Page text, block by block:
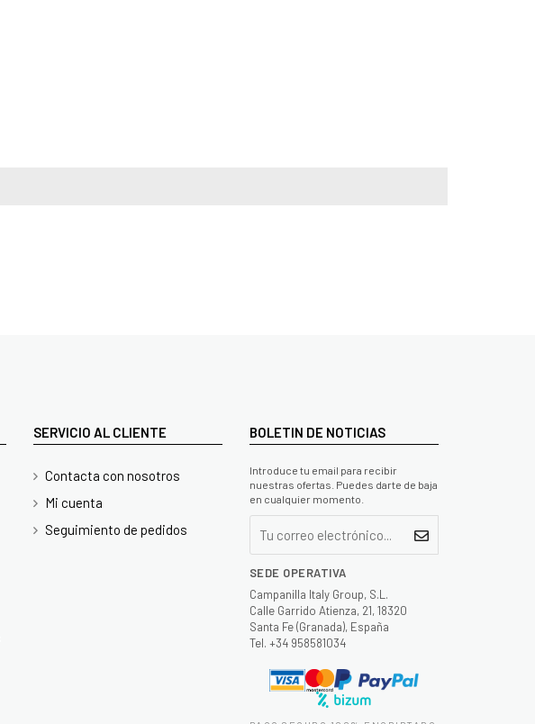
SERVICIO AL CLIENTE
Contacta con nosotros
Mi cuenta
Seguimiento de pedidos
BOLETIN DE NOTICIAS
Introduce tu email para recibir
nuestras ofertas. Puedes darte de baja
en cualquier momento.
SEDE OPERATIVA
Campanilla Italy Group, S.L.
Calle Garrido Atienza, 21, 18320
Santa Fe (Granada), España
Tel. +34 958581034